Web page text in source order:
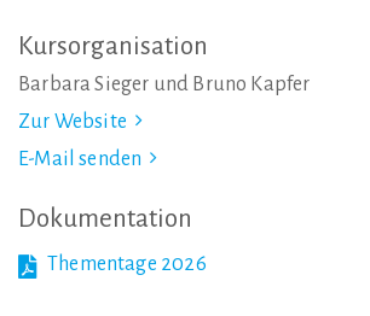
Kursorganisation
Barbara Sieger und Bruno Kapfer
Zur Website
E-Mail senden
Dokumentation
Thementage 2026